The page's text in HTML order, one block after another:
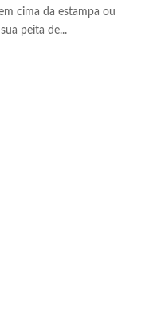
cima da estampa ou
peita de...